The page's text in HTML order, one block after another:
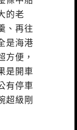
的老
、再往
是海港
方便，
是開車
有停車
超級剛